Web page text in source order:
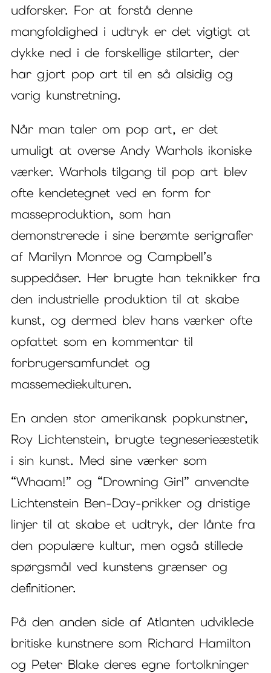
udforsker. For at forstå denne
mangfoldighed i udtryk er det vigtigt at
dykke ned i de forskellige stilarter, der
har gjort pop art til en så alsidig og
varig kunstretning.
Når man taler om pop art, er det
umuligt at overse Andy Warhols ikoniske
værker. Warhols tilgang til pop art blev
ofte kendetegnet ved en form for
masseproduktion, som han
demonstrerede i sine berømte serigrafier
af Marilyn Monroe og Campbell’s
suppedåser. Her brugte han teknikker fra
den industrielle produktion til at skabe
kunst, og dermed blev hans værker ofte
opfattet som en kommentar til
forbrugersamfundet og
massemediekulturen.
En anden stor amerikansk popkunstner,
Roy Lichtenstein, brugte tegneserieæstetik
i sin kunst. Med sine værker som
“Whaam!” og “Drowning Girl” anvendte
Lichtenstein Ben-Day-prikker og dristige
linjer til at skabe et udtryk, der lånte fra
den populære kultur, men også stillede
spørgsmål ved kunstens grænser og
definitioner.
På den anden side af Atlanten udviklede
britiske kunstnere som Richard Hamilton
og Peter Blake deres egne fortolkninger